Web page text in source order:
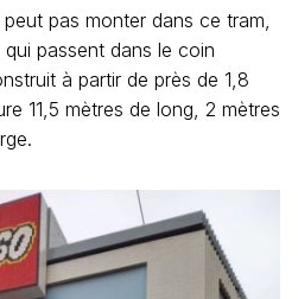
pas monter dans ce tram,
passent dans le coin
à partir de près de 1,8
11,5 mètres de long, 2 mètres